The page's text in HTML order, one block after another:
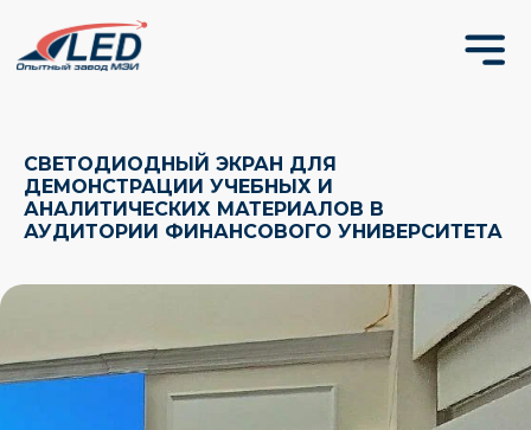
СВЕТОДИОДНЫЙ ЭКРАН ДЛЯ
ДЕМОНСТРАЦИИ УЧЕБНЫХ И
АНАЛИТИЧЕСКИХ МАТЕРИАЛОВ В
АУДИТОРИИ ФИНАНСОВОГО УНИВЕРСИТЕТА